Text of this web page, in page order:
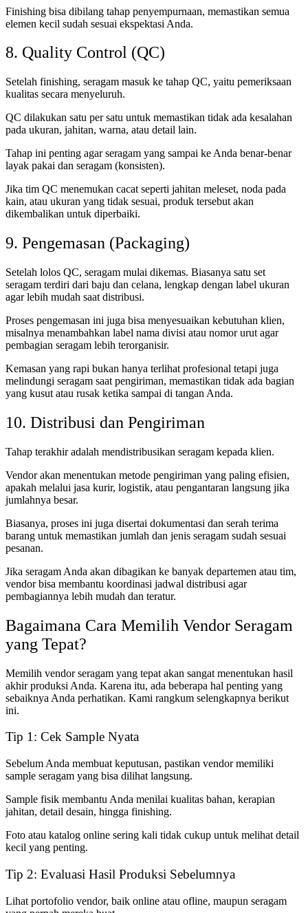
Finishing bisa dibilang tahap penyempurnaan, memastikan semua
elemen kecil sudah sesuai ekspektasi Anda.
8. Quality Control (QC)
Setelah finishing, seragam masuk ke tahap QC, yaitu pemeriksaan
kualitas secara menyeluruh.
QC dilakukan satu per satu untuk memastikan tidak ada kesalahan
pada ukuran, jahitan, warna, atau detail lain.
Tahap ini penting agar seragam yang sampai ke Anda benar-benar
layak pakai dan seragam (konsisten).
Jika tim QC menemukan cacat seperti jahitan meleset, noda pada
kain, atau ukuran yang tidak sesuai, produk tersebut akan
dikembalikan untuk diperbaiki.
9. Pengemasan (Packaging)
Setelah lolos QC, seragam mulai dikemas. Biasanya satu set
seragam terdiri dari baju dan celana, lengkap dengan label ukuran
agar lebih mudah saat distribusi.
Proses pengemasan ini juga bisa menyesuaikan kebutuhan klien,
misalnya menambahkan label nama divisi atau nomor urut agar
pembagian seragam lebih terorganisir.
Kemasan yang rapi bukan hanya terlihat profesional tetapi juga
melindungi seragam saat pengiriman, memastikan tidak ada bagian
yang kusut atau rusak ketika sampai di tangan Anda.
10. Distribusi dan Pengiriman
Tahap terakhir adalah mendistribusikan seragam kepada klien.
Vendor akan menentukan metode pengiriman yang paling efisien,
apakah melalui jasa kurir, logistik, atau pengantaran langsung jika
jumlahnya besar.
Biasanya, proses ini juga disertai dokumentasi dan serah terima
barang untuk memastikan jumlah dan jenis seragam sudah sesuai
pesanan.
Jika seragam Anda akan dibagikan ke banyak departemen atau tim,
vendor bisa membantu koordinasi jadwal distribusi agar
pembagiannya lebih mudah dan teratur.
Bagaimana Cara Memilih Vendor Seragam
yang Tepat?
Memilih vendor seragam yang tepat akan sangat menentukan hasil
akhir produksi Anda. Karena itu, ada beberapa hal penting yang
sebaiknya Anda perhatikan. Kami rangkum selengkapnya berikut
ini.
Tip 1: Cek Sample Nyata
Sebelum Anda membuat keputusan, pastikan vendor memiliki
sample seragam yang bisa dilihat langsung.
Sample fisik membantu Anda menilai kualitas bahan, kerapian
jahitan, detail desain, hingga finishing.
Foto atau katalog online sering kali tidak cukup untuk melihat detail
kecil yang penting.
Tip 2: Evaluasi Hasil Produksi Sebelumnya
Lihat portofolio vendor, baik online atau ofline, maupun seragam